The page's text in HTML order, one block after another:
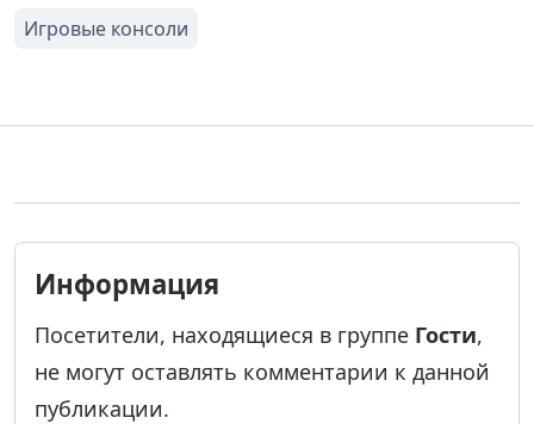
Информация
Посетители, находящиеся в группе Гости,
не могут оставлять комментарии к данной
публикации.